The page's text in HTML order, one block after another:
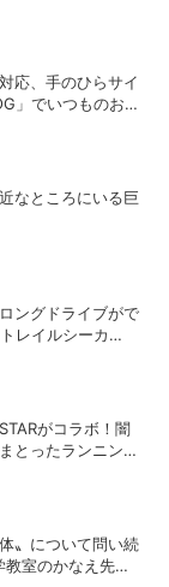
応、手のひらサイ
」でいつものお
なところにいる巨
ングドライブがで
レイルシーカ
がコラボ！闇
とったランニング
〟について問い続
室のかなえ先